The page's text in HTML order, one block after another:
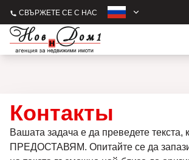
СВЪРЖЕТЕ СЕ С НАС
Контакты
Вашата задача е да преведете текста,
ПРЕДОСТАВЯМ. Опитайте се да